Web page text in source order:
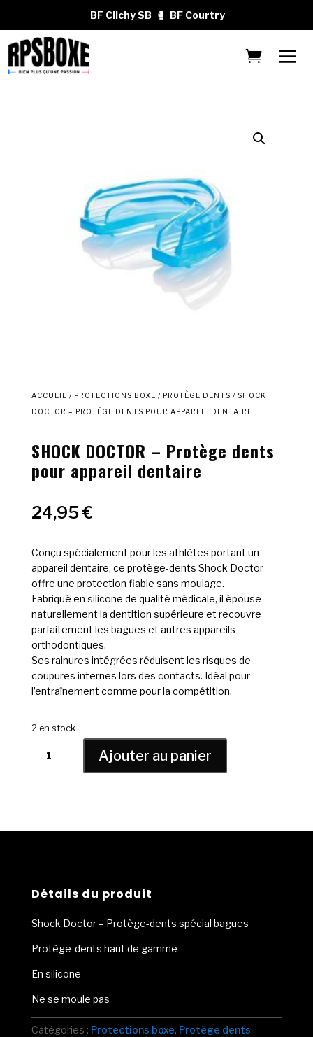
BF Clichy SB 🥊 BF Courtry
ACCUEIL / PROTECTIONS BOXE / PROTÈGE DENTS / SHOCK
DOCTOR – PROTÈGE DENTS POUR APPAREIL DENTAIRE
SHOCK DOCTOR – Protège dents
pour appareil dentaire
24,95€
Conçu spécialement pour les athlètes portant un
appareil dentaire, ce protège-dents Shock Doctor
offre une protection fiable sans moulage.
Fabriqué en silicone de qualité médicale, il épouse
naturellement la dentition supérieure et recouvre
parfaitement les bagues et autres appareils
orthodontiques.
Ses rainures intégrées réduisent les risques de
coupures internes lors des contacts. Idéal pour
l’entraînement comme pour la compétition.
2 en stock
dentaire
Ajouter au panier
Détails du produit
Shock Doctor – Protège-dents spécial bagues
Protège-dents haut de gamme
En silicone
Ne se moule pas
Catégories : Protections boxe, Protège dents